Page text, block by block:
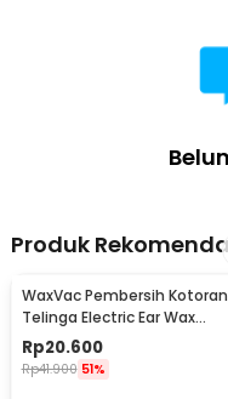
Produk
WaxVac Pembersih Kotoran
Telinga Electric Ear Wax
Vacuum Silicon Tip - 682
Rp20.600
Rp41.900 51%